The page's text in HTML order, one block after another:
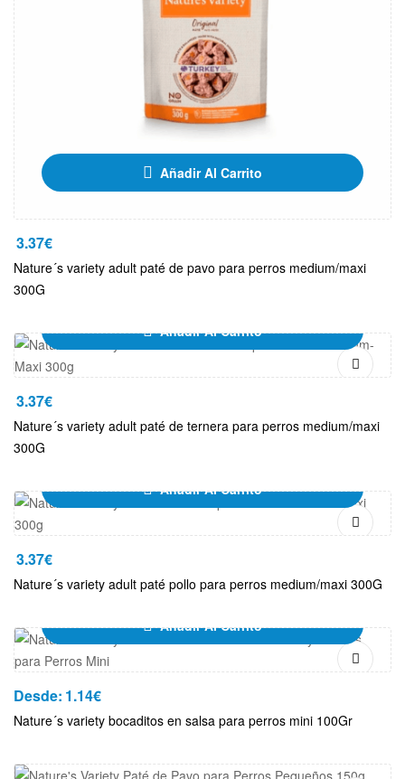
Añadir Al Carrito
3.37€
Nature´s variety adult paté de pavo para perros medium/maxi
300G
Añadir Al Carrito
3.37€
Nature´s variety adult paté de ternera para perros medium/maxi
300G
Añadir Al Carrito
3.37€
Nature´s variety adult paté pollo para perros medium/maxi 300G
Añadir Al Carrito
Desde: 1.14€
Nature´s variety bocaditos en salsa para perros mini 100Gr